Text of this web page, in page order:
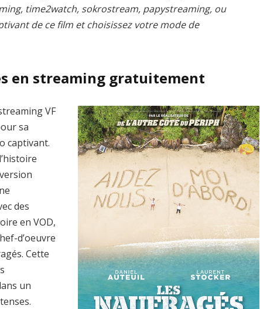
time2watch, sokrostream, papystreaming, ou
de ce film et choisissez votre mode de
en streaming gratuitement
VF
sa
captivant.
des
en VOD,
d’oeuvre
Cette
un